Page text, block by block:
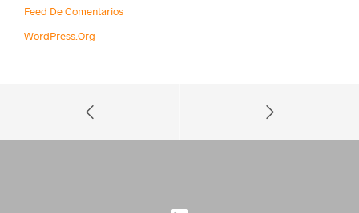
Feed De Comentarios
WordPress.org